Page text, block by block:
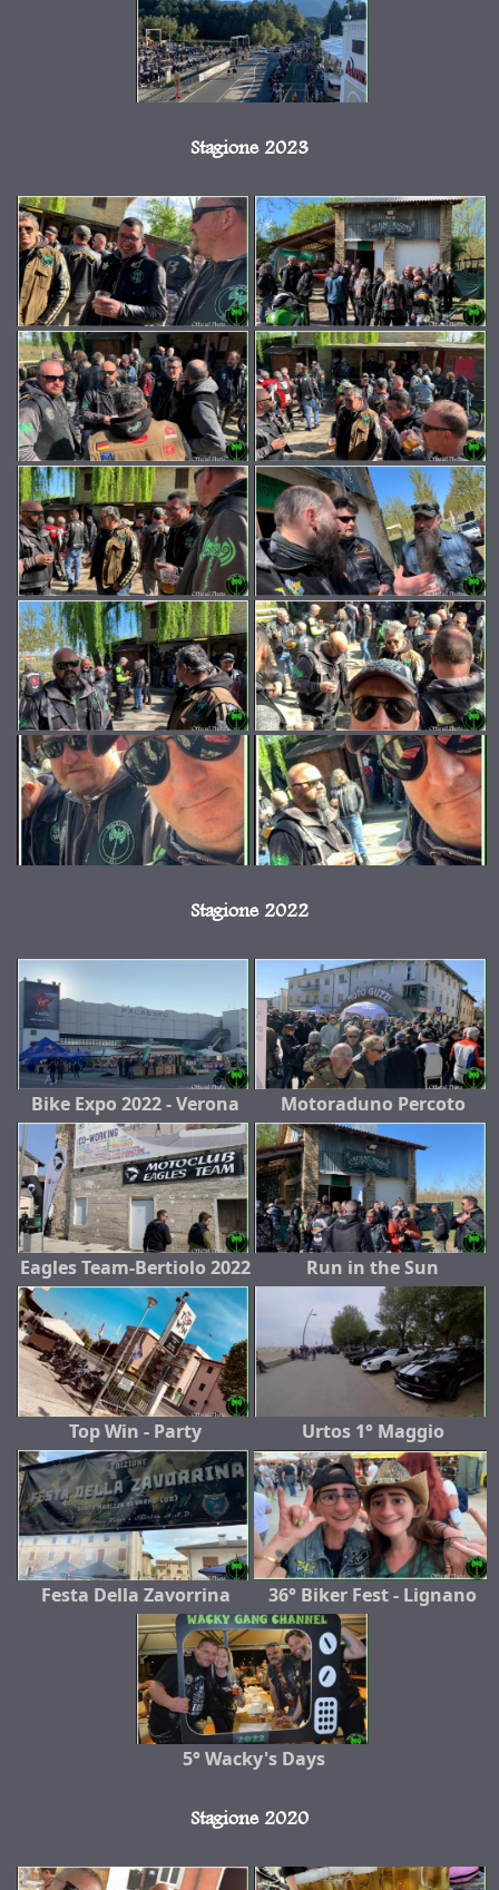
Stagione 2023
Stagione 2022
Bike Expo 2022 - Verona Motoraduno Percoto
Eagles Team-Bertiolo 2022 Run in the Sun
Top Win - Party Urtos 1° Maggio
Festa Della Zavorrina 36° Biker Fest - Lignano
5° Wacky's Days
Stagione 2020